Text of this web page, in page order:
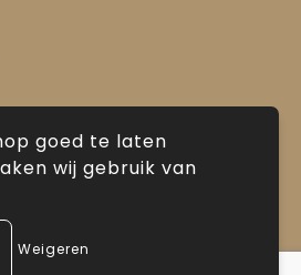
goed te laten
wij gebruik van
Weigeren